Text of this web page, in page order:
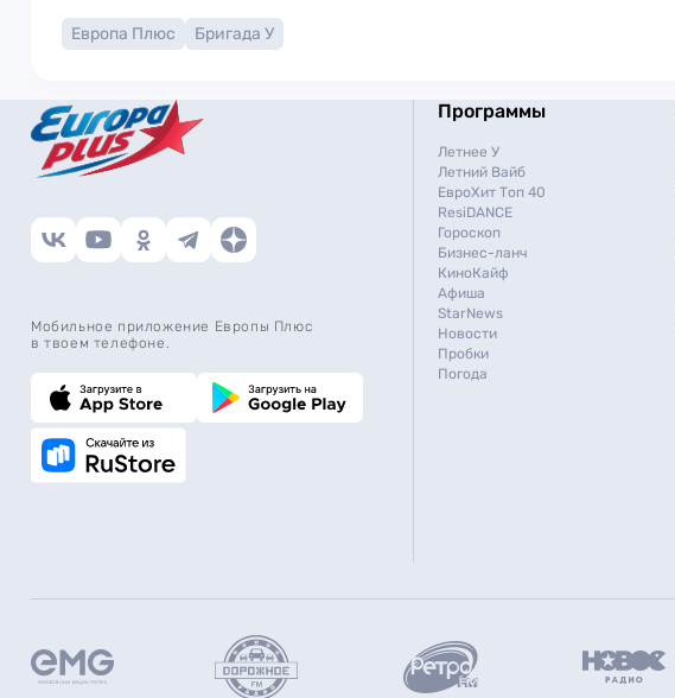
Европа Плюс Бригада У
Мобильное приложение Европы Плюс
в твоем телефоне.
Программы
Летнее У
Летний Вайб
ЕвроХит Топ 40
ResiDANCE
Гороскоп
Бизнес-ланч
КиноКайф
Афиша
StarNews
Новости
Пробки
Погода